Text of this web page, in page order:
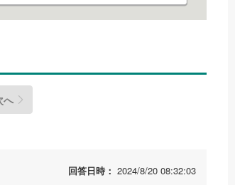
へ
回答日時： 2024/8/20 08:32:03